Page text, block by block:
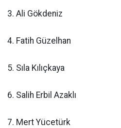
3. Ali Gökdeniz
4. Fatih Güzelhan
5. Sıla Kılıçkaya
6. Salih Erbil Azaklı
7. Mert Yücetürk